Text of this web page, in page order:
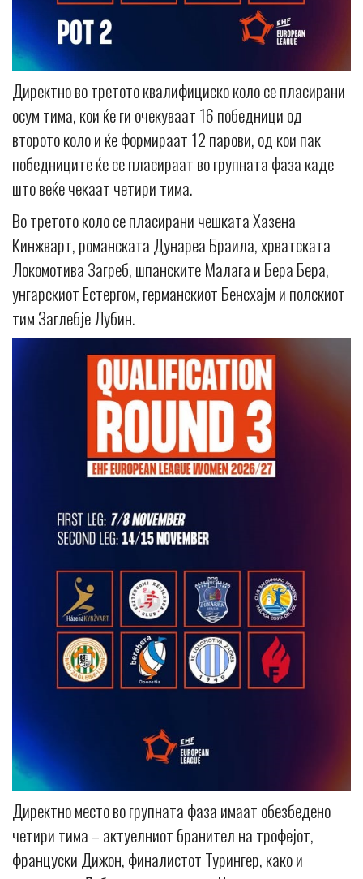
Директно во третото квалифициско коло се пласирани
осум тима, кои ќе ги очекуваат 16 победници од
второто коло и ќе формираат 12 парови, од кои пак
победниците ќе се пласираат во групната фаза каде
што веќе чекаат четири тима.
Во третото коло се пласирани чешката Хазена
Кинжварт, романската Дунареа Браила, хрватската
Локомотива Загреб, шпанските Малага и Бера Бера,
унгарскиот Естергом, германскиот Бенсхајм и полскиот
тим Заглебје Лубин.
Директно место во групната фаза имаат обезбедено
четири тима – актуелниот бранител на трофејот,
француски Дижон, финалистот Турингер, како и